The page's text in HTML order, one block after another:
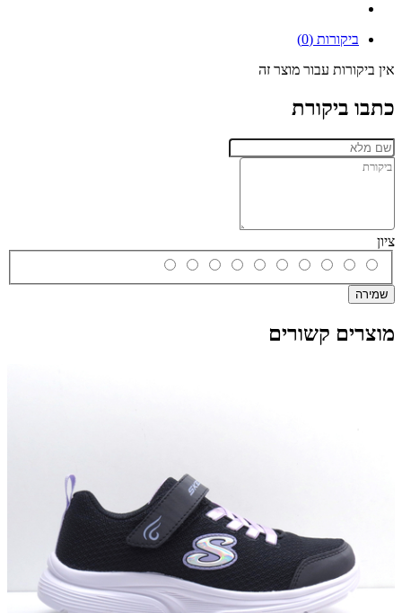
ביקורות (0)
אין ביקורות עבור מוצר זה
כתבו ביקורת
ציון
שמירה
מוצרים קשורים